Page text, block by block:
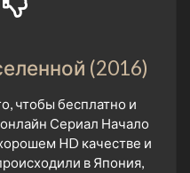
(2016)
чтобы бесплатно и
Сериал Начало
HD качестве и
в Япония,